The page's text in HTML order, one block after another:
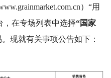
）“用
，在专场列表中选择“国家
现就有关事项公告如下：